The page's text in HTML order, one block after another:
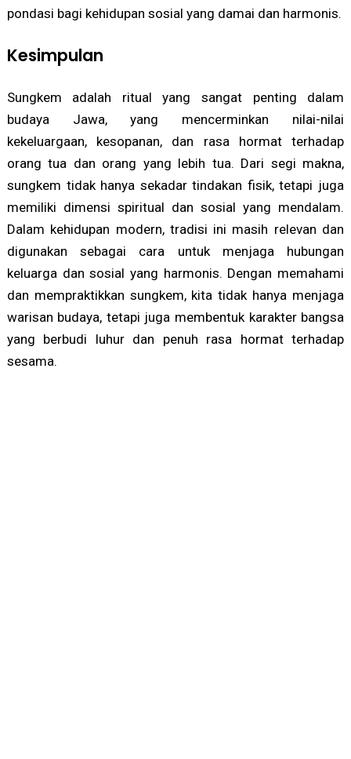
pondasi bagi kehidupan sosial yang damai dan harmonis.
Kesimpulan
Sungkem adalah ritual yang sangat penting dalam
budaya Jawa, yang mencerminkan nilai-nilai
kekeluargaan, kesopanan, dan rasa hormat terhadap
orang tua dan orang yang lebih tua. Dari segi makna,
sungkem tidak hanya sekadar tindakan fisik, tetapi juga
memiliki dimensi spiritual dan sosial yang mendalam.
Dalam kehidupan modern, tradisi ini masih relevan dan
digunakan sebagai cara untuk menjaga hubungan
keluarga dan sosial yang harmonis. Dengan memahami
dan mempraktikkan sungkem, kita tidak hanya menjaga
warisan budaya, tetapi juga membentuk karakter bangsa
yang berbudi luhur dan penuh rasa hormat terhadap
sesama.